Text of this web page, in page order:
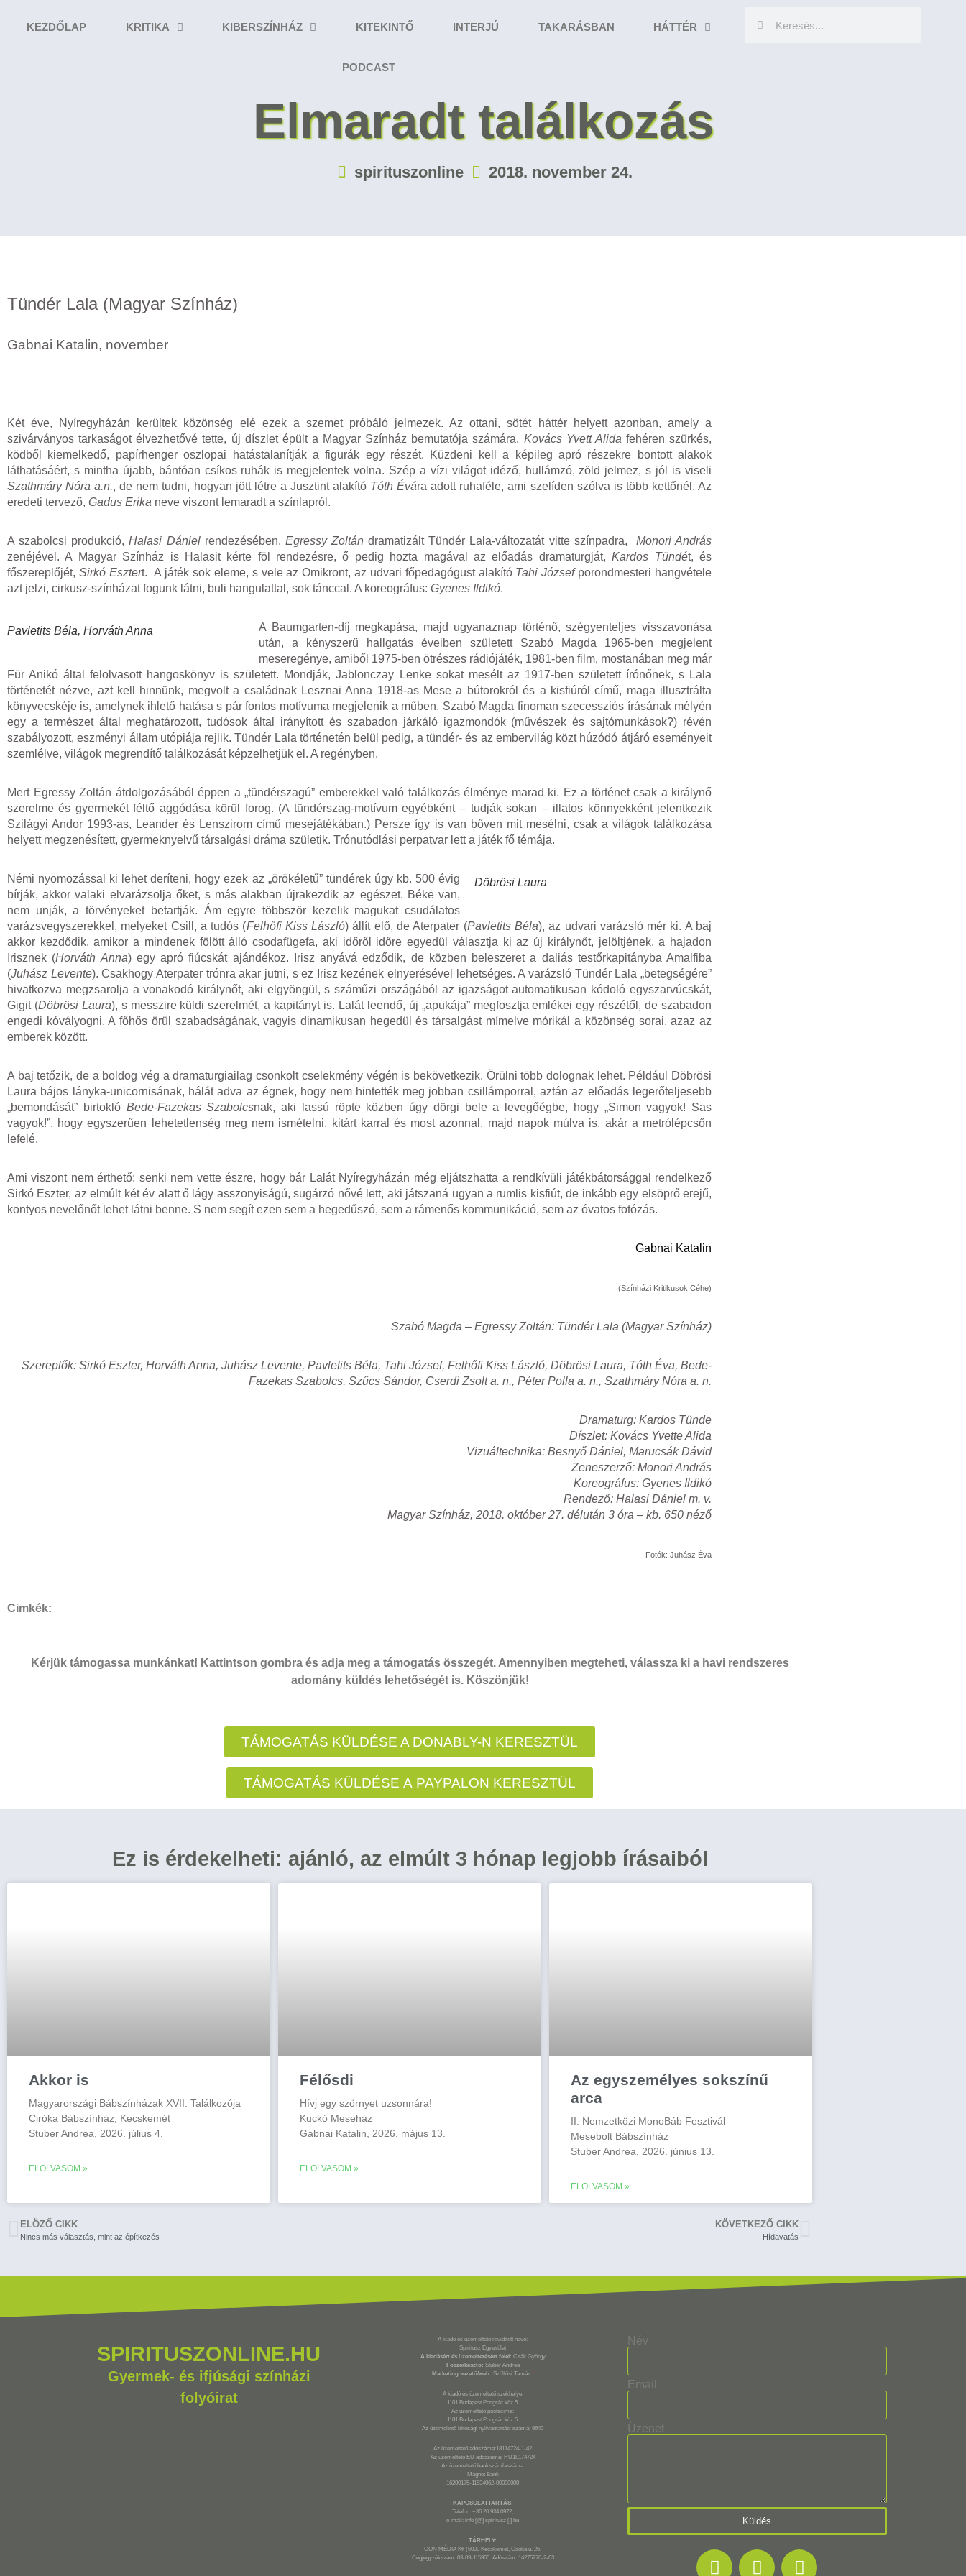
KEZDŐLAP KRITIKA KIBERSZÍNHÁZ KITEKINTŐ INTERJÚ TAKARÁSBAN HÁTTÉR
PODCAST
Elmaradt találkozás
spirituszonline 2018. november 24.
Tündér Lala (Magyar Színház)
Gabnai Katalin, november
Két éve, Nyíregyházán kerültek közönség elé ezek a szemet próbáló jelmezek. Az ottani, sötét háttér helyett azonban, amely a
szivárványos tarkaságot élvezhetővé tette, új díszlet épült a Magyar Színház bemutatója számára. Kovács Yvett Alida fehéren szürkés,
ködből kiemelkedő, papírhenger oszlopai hatástalanítják a figurák egy részét. Küzdeni kell a képileg apró részekre bontott alakok
láthatásáért, s mintha újabb, bántóan csíkos ruhák is megjelentek volna. Szép a vízi világot idéző, hullámzó, zöld jelmez, s jól is viseli
Szathmáry Nóra a.n., de nem tudni, hogyan jött létre a Jusztint alakító Tóth Évára adott ruhaféle, ami szelíden szólva is több kettőnél. Az
eredeti tervező, Gadus Erika neve viszont lemaradt a színlapról.
A szabolcsi produkció,Halasi Dánielrendezésében, Egressy Zoltándramatizált Tündér Lala-változatát vitte színpadra, Monori András
zenéjével. A Magyar Színház is Halasit kérte föl rendezésre, ő pedig hozta magával az előadás dramaturgját,Kardos Tündét, és
főszereplőjét, Sirkó Esztert. A játék sok eleme, s vele az Omikront, az udvari főpedagógust alakító Tahi Józsefporondmesteri hangvétele
azt jelzi, cirkusz-színházat fogunk látni, buli hangulattal, sok tánccal. A koreográfus: Gyenes Ildikó.
Pavletits Béla, Horváth Anna
A Baumgarten-díj megkapása, majd ugyanaznap történő, szégyenteljes visszavonása
után, a kényszerű hallgatás éveiben született Szabó Magda 1965-ben megjelent
meseregénye, amiből 1975-ben ötrészes rádiójáték, 1981-ben film, mostanában meg már
Für Anikó által felolvasott hangoskönyv is született. Mondják, Jablonczay Lenke sokat mesélt az 1917-ben született írónőnek, s Lala
történetét nézve, azt kell hinnünk, megvolt a családnak Lesznai Anna 1918-as Mese a bútorokról és a kisfiúról című, maga illusztrálta
könyvecskéje is, amelynek ihlető hatása s pár fontos motívuma megjelenik a műben. Szabó Magda finoman szecessziós írásának mélyén
egy a természet által meghatározott, tudósok által irányított és szabadon járkáló igazmondók (művészek és sajtómunkások?) révén
szabályozott, eszményi állam utópiája rejlik. Tündér Lala történetén belül pedig, a tündér- és az embervilág közt húzódó átjáró eseményeit
szemlélve, világok megrendítő találkozását képzelhetjük el. A regényben.
Mert Egressy Zoltán átdolgozásából éppen a „tündérszagú” emberekkel való találkozás élménye marad ki. Ez a történet csak a királynő
szerelme és gyermekét féltő aggódása körül forog. (A tündérszag-motívum egyébként – tudják sokan – illatos könnyekként jelentkezik
Szilágyi Andor 1993-as, Leander és Lenszirom című mesejátékában.) Persze így is van bőven mit mesélni, csak a világok találkozása
helyett megzenésített, gyermeknyelvű társalgási dráma születik. Trónutódlási perpatvar lett a játék fő témája.
Döbrösi Laura
Némi nyomozással ki lehet deríteni, hogy ezek az „örökéletű” tündérek úgy kb. 500 évig
bírják, akkor valaki elvarázsolja őket, s más alakban újrakezdik az egészet. Béke van,
nem unják, a törvényeket betartják. Ám egyre többször kezelik magukat csudálatos
varázsvegyszerekkel, melyeket Csill, a tudós (Felhőfi Kiss László) állít elő, de Aterpater (Pavletits Béla), az udvari varázsló mér ki. A baj
akkor kezdődik, amikor a mindenek fölött álló csodafügefa, aki időről időre egyedül választja ki az új királynőt, jelöltjének, a hajadon
Irisznek (Horváth Anna) egy apró fiúcskát ajándékoz. Irisz anyává edződik, de közben beleszeret a daliás testőrkapitányba Amalfiba
(Juhász Levente). Csakhogy Aterpater trónra akar jutni, s ez Irisz kezének elnyerésével lehetséges. A varázsló Tündér Lala „betegségére”
hivatkozva megzsarolja a vonakodó királynőt, aki elgyöngül, s száműzi országából az igazságot automatikusan kódoló egyszarvúcskát,
Gigit (Döbrösi Laura), s messzire küldi szerelmét, a kapitányt is. Lalát leendő, új „apukája” megfosztja emlékei egy részétől, de szabadon
engedi kóvályogni. A főhős örül szabadságának, vagyis dinamikusan hegedül és társalgást mímelve mórikál a közönség sorai, azaz az
emberek között.
A baj tetőzik, de a boldog vég a dramaturgiailag csonkolt cselekmény végén is bekövetkezik. Örülni több dolognak lehet. Például Döbrösi
Laura bájos lányka-unicornisának, hálát adva az égnek, hogy nem hintették meg jobban csillámporral, aztán az előadás legerőteljesebb
„bemondását” birtokló Bede-Fazekas Szabolcsnak, aki lassú röpte közben úgy dörgi bele a levegőégbe, hogy „Simon vagyok! Sas
vagyok!”, hogy egyszerűen lehetetlenség meg nem ismételni, kitárt karral és most azonnal, majd napok múlva is, akár a metrólépcsőn
lefelé.
Ami viszont nem érthető: senki nem vette észre, hogy bár Lalát Nyíregyházán még eljátszhatta a rendkívüli játékbátorsággal rendelkező
Sirkó Eszter, az elmúlt két év alatt ő lágy asszonyiságú, sugárzó nővé lett, aki játszaná ugyan a rumlis kisfiút, de inkább egy elsöprő erejű,
kontyos nevelőnőt lehet látni benne. S nem segít ezen sem a hegedűszó, sem a rámenős kommunikáció, sem az óvatos fotózás.
Gabnai Katalin
(Színházi Kritikusok Céhe)
Szabó Magda – Egressy Zoltán: Tündér Lala (Magyar Színház)
Szereplők: Sirkó Eszter, Horváth Anna, Juhász Levente, Pavletits Béla, Tahi József, Felhőfi Kiss László, Döbrösi Laura, Tóth Éva, Bede-
Fazekas Szabolcs, Szűcs Sándor, Cserdi Zsolt a. n., Péter Polla a. n., Szathmáry Nóra a. n.
Dramaturg: Kardos Tünde
Díszlet: Kovács Yvette Alida
Vizuáltechnika: Besnyő Dániel, Marucsák Dávid
Zeneszerző: Monori András
Koreográfus: Gyenes Ildikó
Rendező: Halasi Dániel m. v.
Magyar Színház, 2018. október 27. délután 3 óra – kb. 650 néző
Fotók: Juhász Éva
Cimkék:
Kérjük támogassa munkánkat! Kattintson gombra és adja meg a támogatás összegét. Amennyiben megteheti, válassza ki a havi rendszeres
adomány küldés lehetőségét is. Köszönjük!
TÁMOGATÁS KÜLDÉSE A DONABLY-N KERESZTÜL
TÁMOGATÁS KÜLDÉSE A PAYPALON KERESZTÜL
Ez is érdekelheti: ajánló, az elmúlt 3 hónap legjobb írásaiból
Akkor is
Magyarországi Bábszínházak XVII. Találkozója
Ciróka Bábszínház, Kecskemét
Stuber Andrea, 2026. július 4.
ELOLVASOM »
Félősdi
Hívj egy szörnyet uzsonnára!
Kuckó Meseház
Gabnai Katalin, 2026. május 13.
ELOLVASOM »
Az egyszemélyes sokszínű
arca
II. Nemzetközi MonoBáb Fesztivál
Mesebolt Bábszínház
Stuber Andrea, 2026. június 13.
ELOLVASOM »
ELÖZŐ CIKK
Nincs más választás, mint az építkezés
KÖVETKEZŐ CIKK
Hídavatás
SPIRITUSZONLINE.HU
Gyermek- és ifjúsági színházi
folyóirat
A kiadó és üzemeltető rövidített neve:
Spiritusz Egyesület
A kiadásért és üzemeltetésért felel: Csák György
Főszerkesztő: Stuber Andrea
Marketing vezető/web: Szöllősi Tamás *
A kiadó és üzemeltető székhelye:
1101 Budapest Pongrác köz 5.
Az üzemeltető postacíme:
1101 Budapest Pongrác köz 5.
Az üzemeltető bírósági nyilvántartási száma: 9640
Az üzemeltető adószáma:18174724-1-42
Az üzemeltető EU adószáma: HU18174724
Az üzemeltető bankszámlaszáma:
Magnet Bank
16200175-11534062-00000000
KAPCSOLATTARTÁS:
Telefon: +36 20 934 0972,
e-mail: info [@] spiritusz [.] hu
TÁRHELY:
CON MÉDIA Kft (6000 Kecskemét, Csóka u. 26.
Cégjegyzékszám: 03-09-115965. Adószám: 14275270-2-03
Név
Email
Üzenet
Küldés